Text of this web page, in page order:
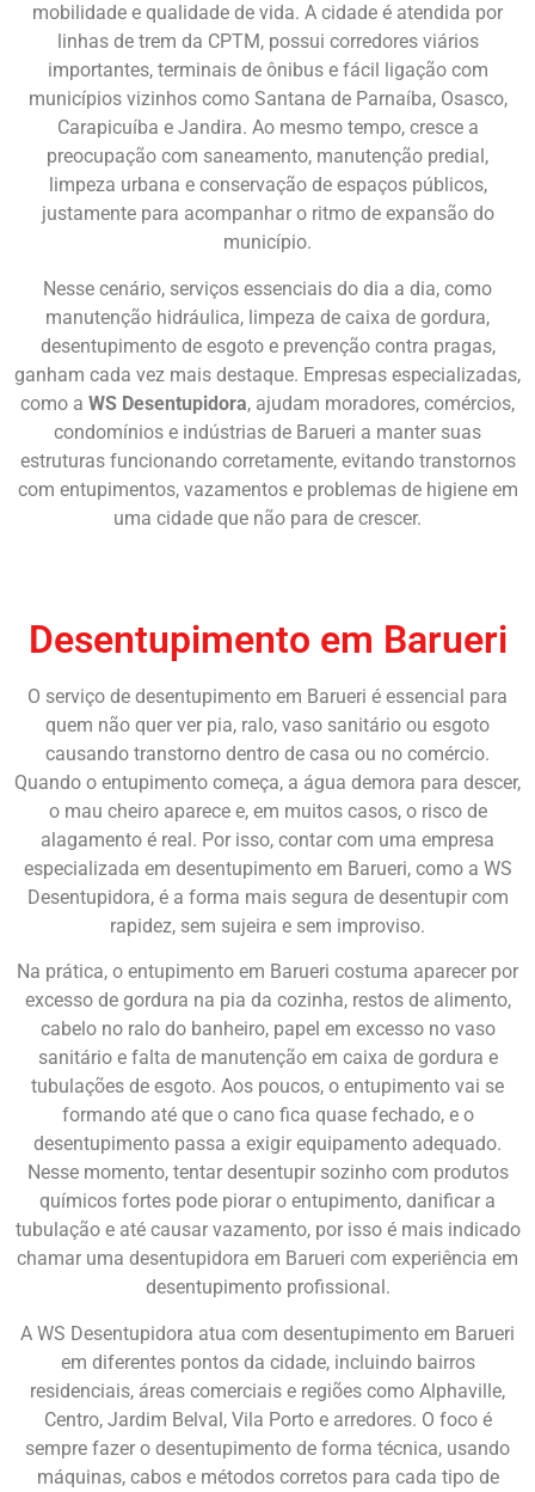
mobilidade e qualidade de vida. A cidade é atendida por
linhas de trem da CPTM, possui corredores viários
importantes, terminais de ônibus e fácil ligação com
municípios vizinhos como Santana de Parnaíba, Osasco,
Carapicuíba e Jandira. Ao mesmo tempo, cresce a
preocupação com saneamento, manutenção predial,
limpeza urbana e conservação de espaços públicos,
justamente para acompanhar o ritmo de expansão do
município.
Nesse cenário, serviços essenciais do dia a dia, como
manutenção hidráulica, limpeza de caixa de gordura,
desentupimento de esgoto e prevenção contra pragas,
ganham cada vez mais destaque. Empresas especializadas,
como a WS Desentupidora, ajudam moradores, comércios,
condomínios e indústrias de Barueri a manter suas
estruturas funcionando corretamente, evitando transtornos
com entupimentos, vazamentos e problemas de higiene em
uma cidade que não para de crescer.
Desentupimento em Barueri
O serviço de desentupimento em Barueri é essencial para
quem não quer ver pia, ralo, vaso sanitário ou esgoto
causando transtorno dentro de casa ou no comércio.
Quando o entupimento começa, a água demora para descer,
o mau cheiro aparece e, em muitos casos, o risco de
alagamento é real. Por isso, contar com uma empresa
especializada em desentupimento em Barueri, como a WS
Desentupidora, é a forma mais segura de desentupir com
rapidez, sem sujeira e sem improviso.
Na prática, o entupimento em Barueri costuma aparecer por
excesso de gordura na pia da cozinha, restos de alimento,
cabelo no ralo do banheiro, papel em excesso no vaso
sanitário e falta de manutenção em caixa de gordura e
tubulações de esgoto. Aos poucos, o entupimento vai se
formando até que o cano fica quase fechado, e o
desentupimento passa a exigir equipamento adequado.
Nesse momento, tentar desentupir sozinho com produtos
químicos fortes pode piorar o entupimento, danificar a
tubulação e até causar vazamento, por isso é mais indicado
chamar uma desentupidora em Barueri com experiência em
desentupimento profissional.
A WS Desentupidora atua com desentupimento em Barueri
em diferentes pontos da cidade, incluindo bairros
residenciais, áreas comerciais e regiões como Alphaville,
Centro, Jardim Belval, Vila Porto e arredores. O foco é
sempre fazer o desentupimento de forma técnica, usando
máquinas, cabos e métodos corretos para cada tipo de